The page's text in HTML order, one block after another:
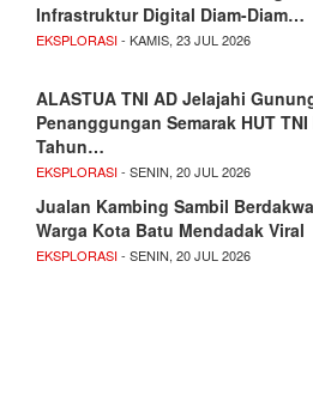
Infrastruktur Digital Diam-Diam…
EKSPLORASI- KAMIS, 23 JUL 2026
ALASTUA TNI AD Jelajahi
Penanggungan Semarak HUT TNI
Tahun…
EKSPLORASI- SENIN, 20 JUL 2026
Jualan Kambing Sambil
Warga Kota Batu Mendadak Viral
EKSPLORASI- SENIN, 20 JUL 2026